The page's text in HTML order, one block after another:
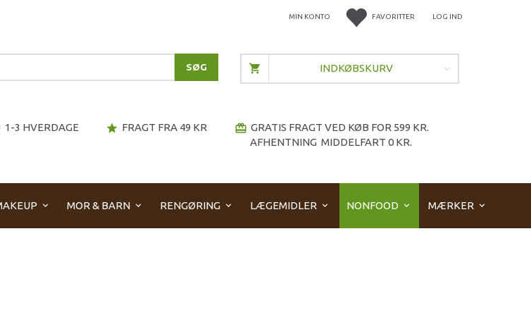
FAVORITTER LOG IND
MIN KONTO
SØG
1-3 HVERDAGE star FRAGT FRA 49 KR redeem GRATIS FRAGT VED KØB FOR 599 KR.
AFHENTNING MIDDELFART 0 KR.
INDKØBSKURV
MOR & BARN RENGØRING LÆGEMIDLER NONFOOD MÆRKER